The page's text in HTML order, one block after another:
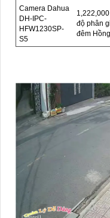
Camera Dahua
DH-IPC-
HFW1230SP-
S5
độ phân
đêm